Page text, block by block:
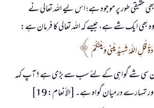
بھی حقیقی طور پر موجود ہے؛ اس لیے اللہ تعالی نے
بھی ایک شے ہے، جیسے کہ اللہ تعالی کا فرمان ہے:
اللَّهُ شَهِيدٌ بَيْنِي وَبَيْنَكُمْ
سی شے گواہی کے لئے سب سے بڑی ہے؟ آپ کہہ
تمہارے درمیان گواہ ہے۔ [الأنعام: 19]